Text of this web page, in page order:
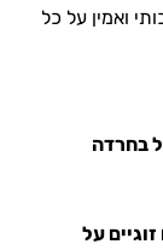
ואמין על כל
על